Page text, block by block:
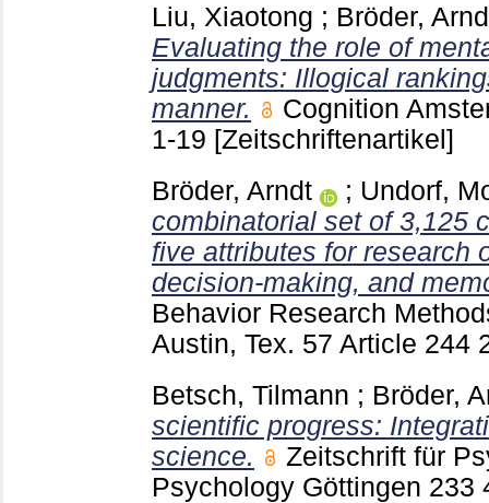
Liu, Xiaotong ; Bröder,
Evaluating the role of
judgments: Illogical
manner.
Cognition
1-19 [Zeitschriftenartikel]
Bröder, Arndt
; Undorf,
combinatorial set of 3,125
five attributes for research
decision-making, and
Behavior Research
Austin, Tex. 57 Article 244
Betsch, Tilmann ; Bröder,
scientific progress:
science.
Zeitschrift für
Psychology Göttingen 233